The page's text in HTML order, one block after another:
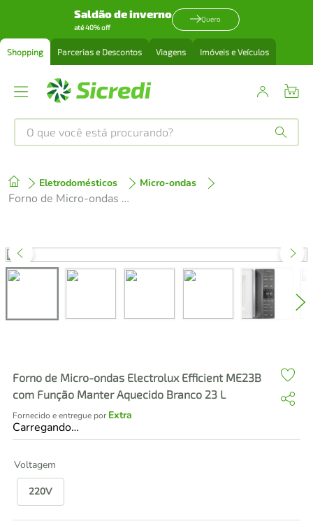
Saldão de inverno
até 40% off
Quero
Shopping Parcerias e Descontos Viagens Imóveis e Veículos
O que você está procurando?
Eletrodomésticos Micro-ondas
Forno de Micro-ondas Electrolux Efficient ME23B com Função Manter Aquecido Branco 23 L
Forno de Micro-ondas Electrolux Efficient ME23B
com Função Manter Aquecido Branco 23 L
Fornecido e entregue por Extra
Carregando…
Voltagem
220V
1 º tenis
perfume